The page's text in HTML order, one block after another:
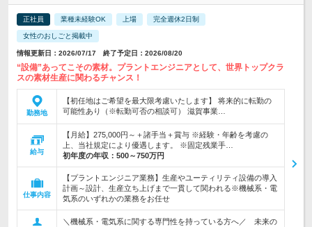
正社員 業種未経験OK 上場 完全週休2日制
女性のおしごと掲載中
情報更新日：2026/07/17 終了予定日：2026/08/20
“設備”あってこその素材。プラントエンジニアとして、世界トップクラ
スの素材生産に関わるチャンス！
勤務地
【初任地はご希望を最大限考慮いたします】 将来的に転勤の
可能性あり（※転勤可否の相談可） 滋賀事業…
給与
【月給】275,000円～＋諸手当＋賞与 ※経験・年齢を考慮の
上、当社規定により優遇します。 ※固定残業手…
初年度の年収： 500～750万円
仕事内容
【プラントエンジニア業務】生産やユーティリティ設備の導入
計画～設計、生産立ち上げまで一貫して関われる※機械系・電
気系のいずれかの業務をお任せ
＼機械系・電気系に関する専門性を持っている方へ／ 未来の